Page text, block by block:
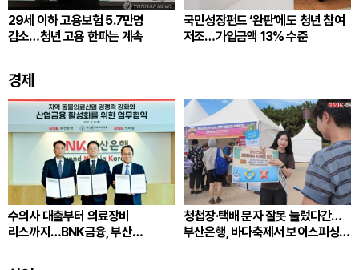
29세 이하 고용보험 5.7만명
감소…청년 고용 한파는 계속
국민성장펀드 ‘완판’에도 청년 참여
저조…가입금액 13% 수준
경제
수의사 대출부터 의료장비
리스까지…BNK금융, 부산
청첩장·택배 문자 잘못 눌렀다간…
부산은행, 바다축제서 보이스피싱